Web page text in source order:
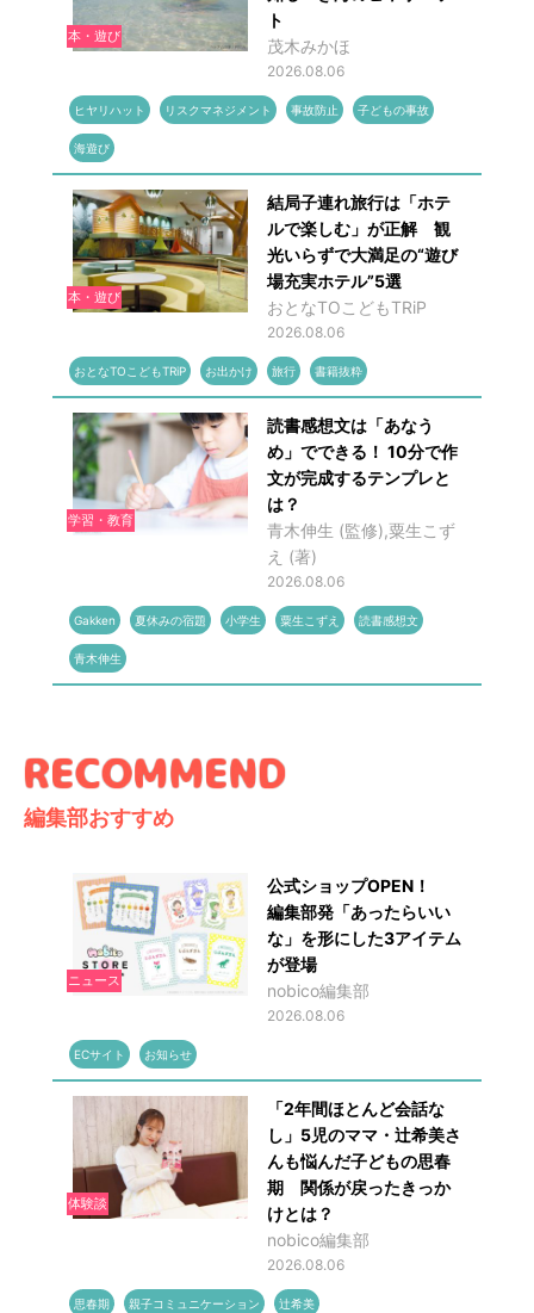
本・遊び
ト
茂木みかほ
2026.08.06
ヒヤリハット リスクマネジメント 事故防止 子どもの事故
海遊び
本・遊び
結局子連れ旅行は「ホテ
ルで楽しむ」が正解 観
光いらずで大満足の“遊び
場充実ホテル”5選
おとなTOこどもTRiP
2026.08.06
おとなTOこどもTRiP お出かけ 旅行 書籍抜粋
学習・教育
読書感想文は「あなう
め」でできる！ 10分で作
文が完成するテンプレと
は？
青木伸生 (監修),粟生こず
え (著)
2026.08.06
Gakken 夏休みの宿題 小学生 粟生こずえ 読書感想文
青木伸生
編集部おすすめ
ニュース
公式ショップOPEN！
編集部発「あったらいい
な」を形にした3アイテム
が登場
nobico編集部
2026.08.06
ECサイト お知らせ
体験談
「2年間ほとんど会話な
し」5児のママ・辻希美さ
んも悩んだ子どもの思春
期 関係が戻ったきっか
けとは？
nobico編集部
2026.08.06
思春期 親子コミュニケーション 辻希美